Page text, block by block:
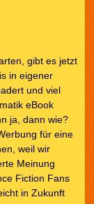
gibt es jetzt
in eigener
und viel
eBook
ja, dann wie?
für eine
weil wir
Meinung
Fiction Fans
in Zukunft